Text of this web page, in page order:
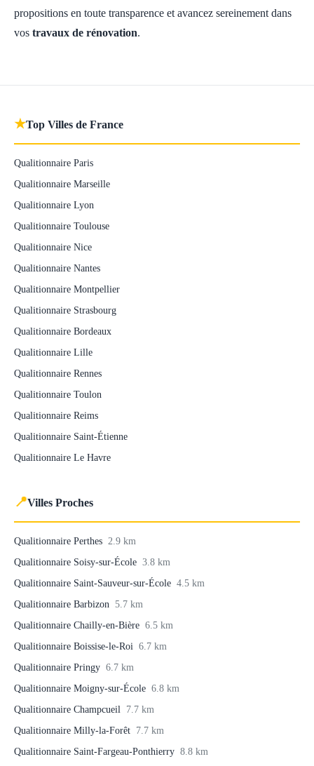
propositions en toute transparence et avancez sereinement dans
vos travaux de rénovation.
★Top Villes de France
Qualitionnaire Paris
Qualitionnaire Marseille
Qualitionnaire Lyon
Qualitionnaire Toulouse
Qualitionnaire Nice
Qualitionnaire Nantes
Qualitionnaire Montpellier
Qualitionnaire Strasbourg
Qualitionnaire Bordeaux
Qualitionnaire Lille
Qualitionnaire Rennes
Qualitionnaire Toulon
Qualitionnaire Reims
Qualitionnaire Saint-Étienne
Qualitionnaire Le Havre
📍Villes Proches
Qualitionnaire Perthes 2.9 km
Qualitionnaire Soisy-sur-École 3.8 km
Qualitionnaire Saint-Sauveur-sur-École 4.5 km
Qualitionnaire Barbizon 5.7 km
Qualitionnaire Chailly-en-Bière 6.5 km
Qualitionnaire Boissise-le-Roi 6.7 km
Qualitionnaire Pringy 6.7 km
Qualitionnaire Moigny-sur-École 6.8 km
Qualitionnaire Champcueil 7.7 km
Qualitionnaire Milly-la-Forêt 7.7 km
Qualitionnaire Saint-Fargeau-Ponthierry 8.8 km